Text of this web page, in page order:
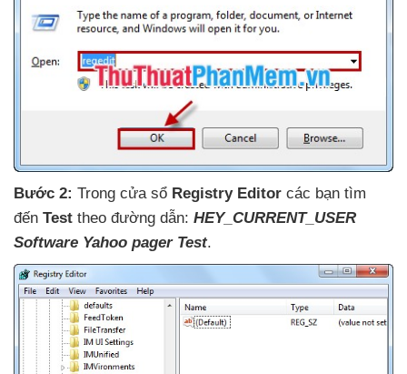
Bước 2: Trong cửa sổ Registry Editor các bạn tìm
đến Test theo đường dẫn: HEY_CURRENT_USER
Software Yahoo pager Test.